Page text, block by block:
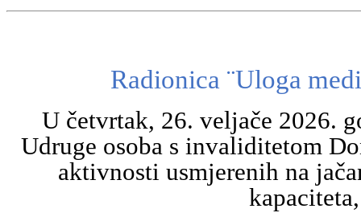
Radionica ¨Uloga
U četvrtak, 26. veljače 2026.
Udruge osoba s invaliditetom
aktivnosti usmjerenih na
kapaciteta,